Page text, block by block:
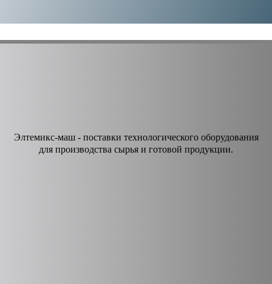
Элтемикс-маш - поставки технологического оборудования
для производства сырья и готовой продукции.